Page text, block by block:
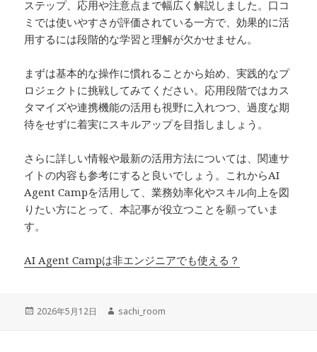
ステップ、応用や注意点まで幅広く解説しました。口コ
ミでは使いやすさが評価されている一方で、効果的に活
用するには段階的な学習と理解が欠かせません。
まずは基本的な操作に慣れることから始め、実践的なプ
ロジェクトに挑戦してみてください。応用段階ではカス
タマイズや連携機能の活用も視野に入れつつ、過度な期
待をせずに着実にスキルアップを目指しましょう。
さらに詳しい情報や最新の活用方法については、関連サ
イトの内容も参考にすると良いでしょう。これからAI
Agent Campを活用して、業務効率化やスキル向上を図
りたい方にとって、本記事が役立つことを願っていま
す。
AI Agent Campは非エンジニアでも使える？
投
2026年5月12日
作
sachi_room